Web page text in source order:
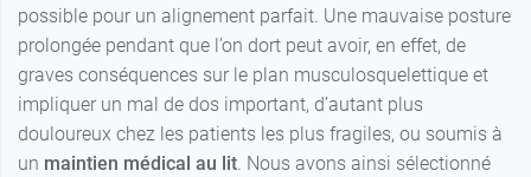
possible pour un alignement parfait. Une mauvaise posture
prolongée pendant que l’on dort peut avoir, en effet, de
graves conséquences sur le plan musculosquelettique et
impliquer un mal de dos important, d’autant plus
douloureux chez les patients les plus fragiles, ou soumis à
un maintien médical au lit. Nous avons ainsi sélectionné